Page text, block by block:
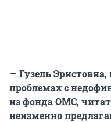
— Гузель
проблемах с
из фонда ОМС,
неизменно